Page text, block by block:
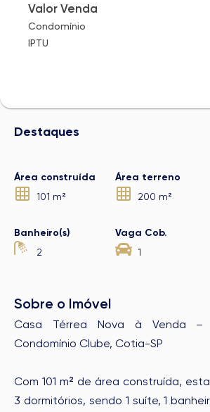
Valor Venda
Condomínio
IPTU
Destaques
Área construída
101 m²
Área terreno
200 m²
Banheiro(s)
2
Vaga Cob.
1
Sobre o Imóvel
Casa Térrea Nova à Venda
Condomínio Clube, Cotia-SP
Com 101 m² de área construída,
3 dormitórios, sendo 1 suíte, 1